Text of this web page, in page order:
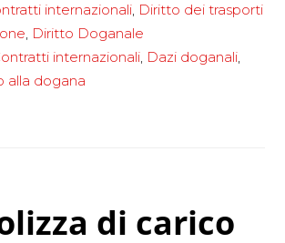
fare
quando
la
internazionali, Diritto dei trasporti
, Diritto Doganale
internazionali, Dazi doganali,
alla dogana
di carico